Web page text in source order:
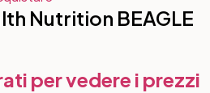
Nutrition BEAGLE
per vedere i prezzi